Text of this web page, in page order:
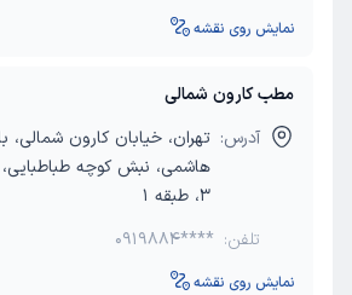
نمایش روی نقشه
مطب کارون شمالی
آدرس: تهران، خیابان کارون شمالی،
3، طبقه 1
تلفن: 0919884****
نمایش روی نقشه